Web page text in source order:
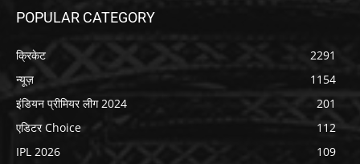
POPULAR CATEGORY
क्रिकेट
2291
न्यूज़
1154
इंडियन प्रीमियर लीग 2024
201
एडिटर Choice
112
IPL 2026
109